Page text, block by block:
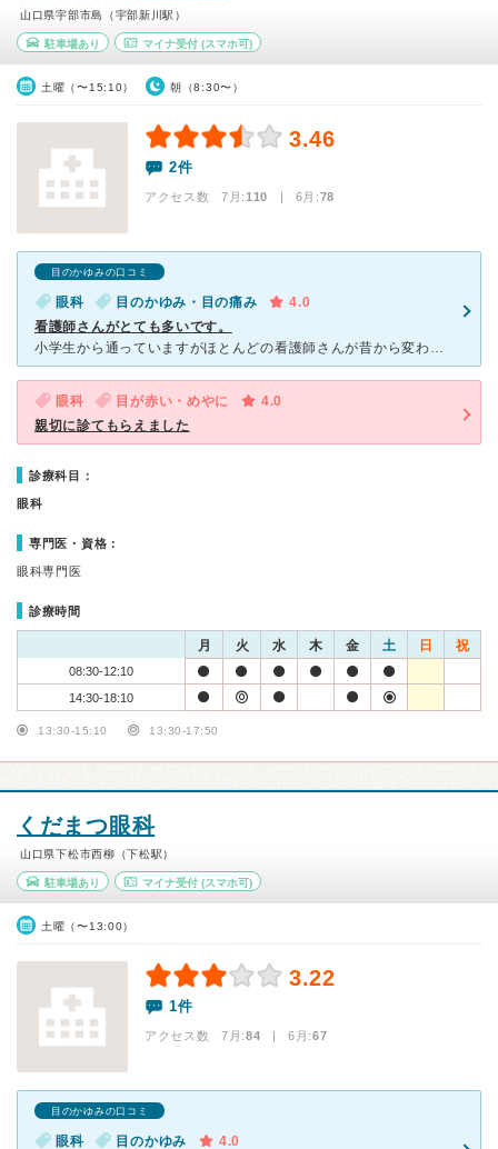
山口県宇部市島（宇部新川駅）
駐車場あり マイナ受付(スマホ可)
土曜（〜15:10） 朝（8:30〜）
3.46
2件
アクセス数 7月:110 | 6月:78
目のかゆみの口コミ
眼科 目のかゆみ・目の痛み
4.0
看護師さんがとても多いです。
小学生から通っていますがほとんどの看護師さんが昔から変わりません。20年以上。皆さんとても感じがよく気さくな方ばかりです。先生は3人いらっしゃり曜日や時間で交代されています。理事長がお父さんで2人は息
眼科 目が赤い・めやに
4.0
親切に診てもらえました
診療科目：
眼科
専門医・資格：
眼科専門医
診療時間
月 火 水 木 金 土 日 祝
08:30-12:10
14:30-18:10
13:30-15:10 13:30-17:50
くだまつ眼科
山口県下松市西柳（下松駅）
駐車場あり マイナ受付(スマホ可)
土曜（〜13:00）
3.22
1件
アクセス数 7月:84 | 6月:67
目のかゆみの口コミ
眼科 目のかゆみ
4.0